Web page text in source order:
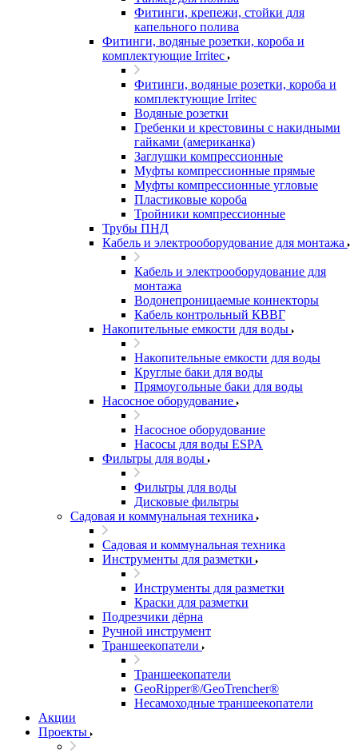
Фитинги, крепежи, стойки для
капельного полива
Фитинги, водяные розетки, короба и
комплектующие Irritec
Фитинги, водяные розетки, короба и
комплектующие Irritec
Водяные розетки
Гребенки и крестовины с накидными
гайками (американка)
Заглушки компрессионные
Муфты компрессионные прямые
Муфты компрессионные угловые
Пластиковые короба
Тройники компрессионные
Трубы ПНД
Кабель и электрооборудование для монтажа
Кабель и электрооборудование для
монтажа
Водонепроницаемые коннекторы
Кабель контрольный КВВГ
Накопительные емкости для воды
Накопительные емкости для воды
Круглые баки для воды
Прямоугольные баки для воды
Насосное оборудование
Насосное оборудование
Насосы для воды ESPA
Фильтры для воды
Фильтры для воды
Дисковые фильтры
Садовая и коммунальная техника
Садовая и коммунальная техника
Инструменты для разметки
Инструменты для разметки
Краски для разметки
Подрезчики дёрна
Ручной инструмент
Траншеекопатели
Траншеекопатели
GeoRipper®/GeoTrencher®
Несамоходные траншеекопатели
Акции
Проекты